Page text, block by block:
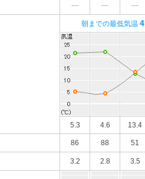
--- --- ---
朝までの最低気温
5.3 4.6 13.4
86 88 51
3.2 2.8 3.5